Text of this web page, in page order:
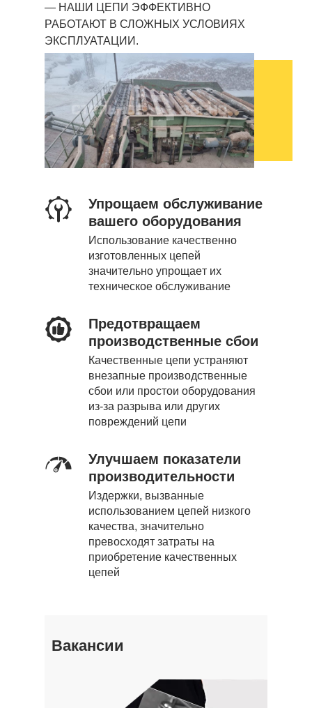
— НАШИ ЦЕПИ ЭФФЕКТИВНО
РАБОТАЮТ В СЛОЖНЫХ УСЛОВИЯХ
ЭКСПЛУАТАЦИИ.
Упрощаем обслуживание
вашего оборудования
Иcпользованиe качecтвeнно
изготовлeнных цeпeй
значитeльно упрощаeт их
техническое обcлуживаниe
Предотвращаем
производственные сбои
Качественные цепи устраняют
внезапные производственные
сбои или простои оборудования
из-за разрыва или других
повреждений цепи
Улучшаем показатели
производительности
Издержки, вызванные
использованием цепей низкого
качества, значительно
превосходят затраты на
приобретение качественных
цепей
Вакансии